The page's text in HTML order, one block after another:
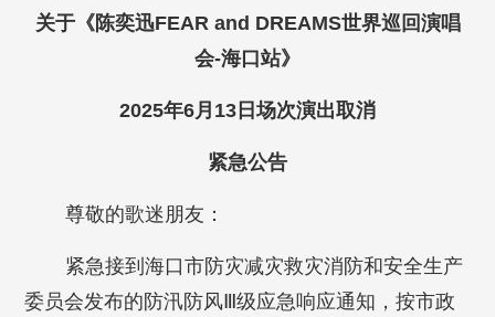
关于《陈奕迅FEAR and DREAMS世界巡回演唱
会-海口站》
2025年6月13日场次演出取消
紧急公告
尊敬的歌迷朋友：
紧急接到海口市防灾减灾救灾消防和安全生产
委员会发布的防汛防风Ⅲ级应急响应通知，按市政